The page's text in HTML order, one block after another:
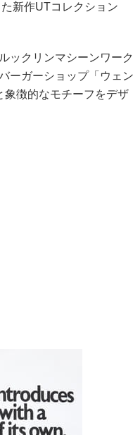
新作UTコレクション
ックリンマシーンワーク
ーガーショップ「ウェン
象徴的なモチーフをデザ